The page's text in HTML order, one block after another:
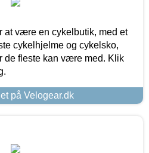
at være en cykelbutik, med et
cykelhjelme og cykelsko,
de fleste kan være med. Klik
på Velogear.dk